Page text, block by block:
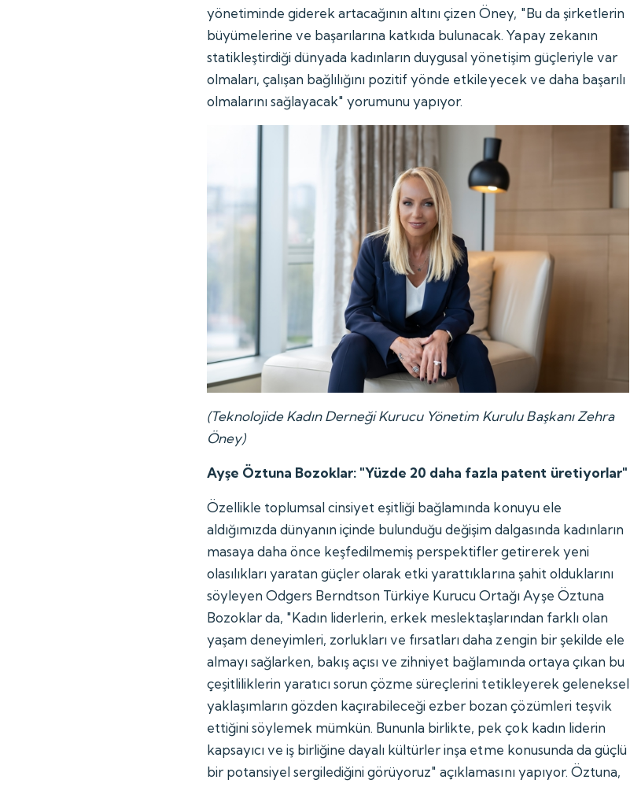
yönetiminde giderek artacağının altını çizen Öney, "Bu da şirketlerin
büyümelerine ve başarılarına katkıda bulunacak. Yapay zekanın
statikleştirdiği dünyada kadınların duygusal yönetişim güçleriyle var
olmaları, çalışan bağlılığını pozitif yönde etkileyecek ve daha başarılı
olmalarını sağlayacak" yorumunu yapıyor.
(Teknolojide Kadın Derneği Kurucu Yönetim Kurulu Başkanı Zehra
Öney)
Ayşe Öztuna Bozoklar: "Yüzde 20 daha fazla patent üretiyorlar"
Özellikle toplumsal cinsiyet eşitliği bağlamında konuyu ele
aldığımızda dünyanın içinde bulunduğu değişim dalgasında kadınların
masaya daha önce keşfedilmemiş perspektifler getirerek yeni
olasılıkları yaratan güçler olarak etki yarattıklarına şahit olduklarını
söyleyen Odgers Berndtson Türkiye Kurucu Ortağı Ayşe Öztuna
Bozoklar da, "Kadın liderlerin, erkek meslektaşlarından farklı olan
yaşam deneyimleri, zorlukları ve fırsatları daha zengin bir şekilde ele
almayı sağlarken, bakış açısı ve zihniyet bağlamında ortaya çıkan bu
çeşitliliklerin yaratıcı sorun çözme süreçlerini tetikleyerek geleneksel
yaklaşımların gözden kaçırabileceği ezber bozan çözümleri teşvik
ettiğini söylemek mümkün. Bununla birlikte, pek çok kadın liderin
kapsayıcı ve iş birliğine dayalı kültürler inşa etme konusunda da güçlü
bir potansiyel sergilediğini görüyoruz" açıklamasını yapıyor. Öztuna,